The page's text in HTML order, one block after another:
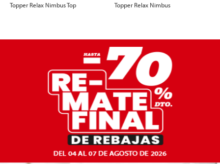
Topper Relax Nimbus Top Topper Relax Nimbus